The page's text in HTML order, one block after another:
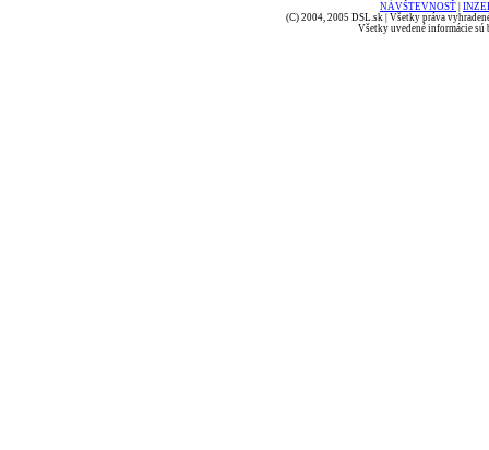
NÁVŠTEVNOSŤ
(C) 2004, 2005 DSL.sk | Všetky práva
Všetky uvedené informácie sú